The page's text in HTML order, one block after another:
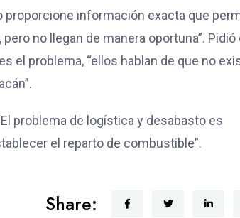
proporcione información exacta que
no llegan de manera oportuna”. Pidió
el problema, “ellos hablan de que no
problema de logística y desabasto es
el reparto de combustible”.
Share: